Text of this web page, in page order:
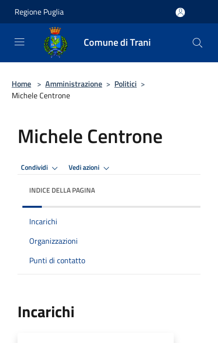
Regione Puglia
Comune di Trani
Home > Amministrazione > Politici >
Michele Centrone
Michele Centrone
Condividi Vedi azioni
INDICE DELLA PAGINA
Incarichi
Organizzazioni
Punti di contatto
Incarichi